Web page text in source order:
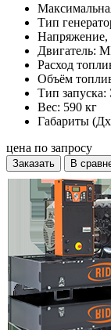
Тип
Напряжение,
Двигатель:
Расход
Объём
Тип запуска:
Вес: 590 кг
Габариты
цена по запросу
Заказать В